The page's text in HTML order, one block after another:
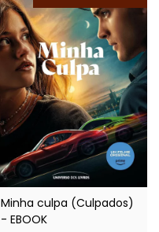
Minha culpa (Culpados)
- EBOOK